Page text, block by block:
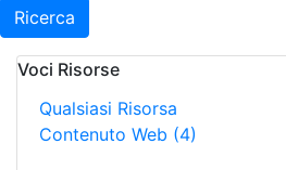
Ricerca
Voci Risorse
Qualsiasi Risorsa
Contenuto Web (4)